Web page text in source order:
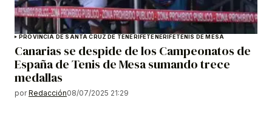
PROVINCIA DE SANTA CRUZ DE TENERIFETENERIFETENIS DE MESA
Canarias se despide de los Campeonatos de
España de Tenis de Mesa sumando trece
medallas
por Redacción08/07/2025 21:29